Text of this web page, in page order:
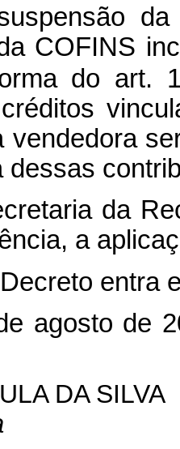
da
COFINS
do art.
vendedora
dessas
da
a
entra
agosto de
DA SILVA